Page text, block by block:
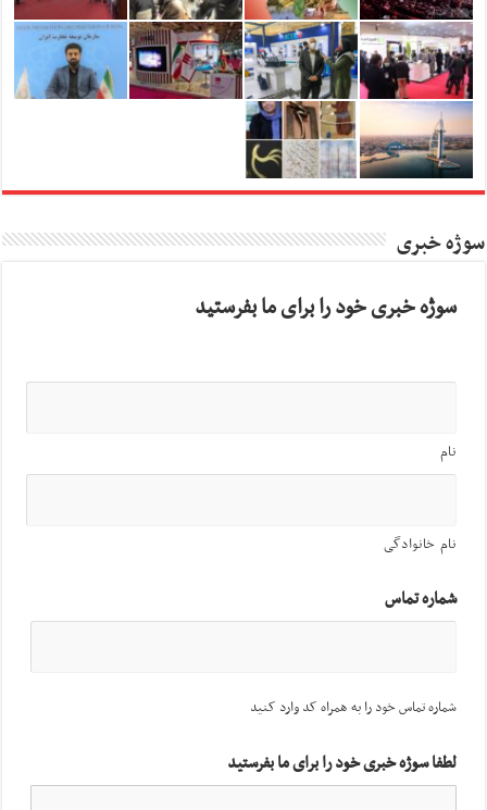
سوژه خبری
سوژه خبری خود را برای ما بفرستید
نام
نام خانوادگی
شماره تماس
شماره تماس خود را به همراه کد وارد کنید
لطفا سوژه خبری خود را برای ما بفرستید